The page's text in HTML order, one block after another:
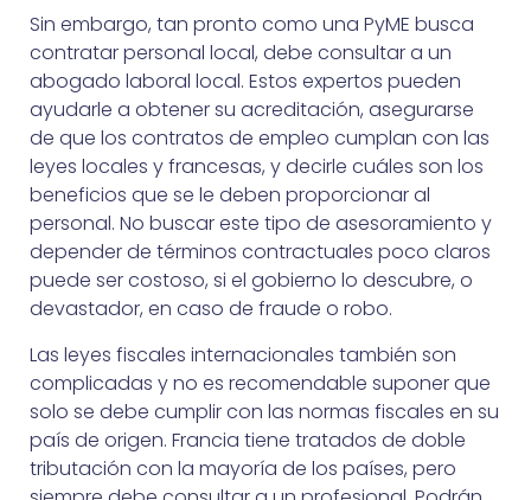
Sin embargo, tan pronto como una PyME busca
contratar personal local, debe consultar a un
abogado laboral local. Estos expertos pueden
ayudarle a obtener su acreditación, asegurarse
de que los contratos de empleo cumplan con las
leyes locales y francesas, y decirle cuáles son los
beneficios que se le deben proporcionar al
personal. No buscar este tipo de asesoramiento y
depender de términos contractuales poco claros
puede ser costoso, si el gobierno lo descubre, o
devastador, en caso de fraude o robo.
Las leyes fiscales internacionales también son
complicadas y no es recomendable suponer que
solo se debe cumplir con las normas fiscales en su
país de origen. Francia tiene tratados de doble
tributación con la mayoría de los países, pero